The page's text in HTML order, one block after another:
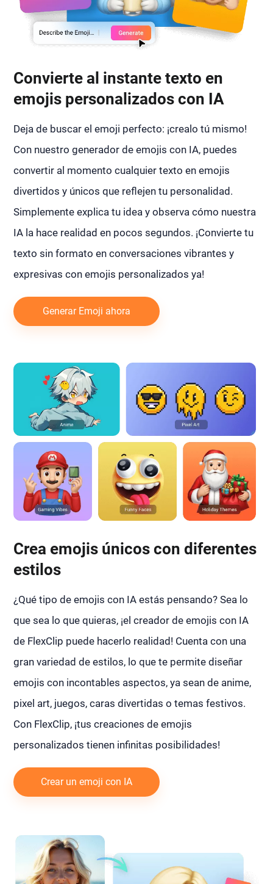
Convierte al instante texto en
emojis personalizados con IA
Deja de buscar el emoji perfecto: ¡crealo tú mismo!
Con nuestro generador de emojis con IA, puedes
convertir al momento cualquier texto en emojis
divertidos y únicos que reflejen tu personalidad.
Simplemente explica tu idea y observa cómo nuestra
IA la hace realidad en pocos segundos. ¡Convierte tu
texto sin formato en conversaciones vibrantes y
expresivas con emojis personalizados ya!
Generar Emoji ahora
Crea emojis únicos con diferentes
estilos
¿Qué tipo de emojis con IA estás pensando? Sea lo
que sea lo que quieras, ¡el creador de emojis con IA
de FlexClip puede hacerlo realidad! Cuenta con una
gran variedad de estilos, lo que te permite diseñar
emojis con incontables aspectos, ya sean de anime,
pixel art, juegos, caras divertidas o temas festivos.
Con FlexClip, ¡tus creaciones de emojis
personalizados tienen infinitas posibilidades!
Crear un emoji con IA